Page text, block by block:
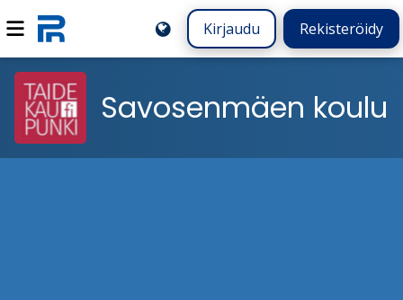
Kirjaudu Rekisteröidy
Savosenmäen koulu